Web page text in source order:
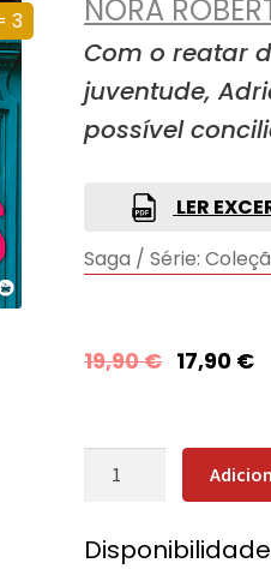
3
NORA
Com o reatar
juventude,
possível
LER
Saga / Série:
19,90€ 17,90 €
Quantidade
Legado